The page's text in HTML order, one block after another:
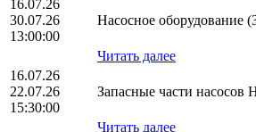
16.07.26
30.07.26
13:00:00
Насосное оборудование
Читать далее
16.07.26
22.07.26
15:30:00
Запасные части
Читать далее